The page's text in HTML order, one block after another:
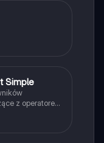
Simple
z operatorem